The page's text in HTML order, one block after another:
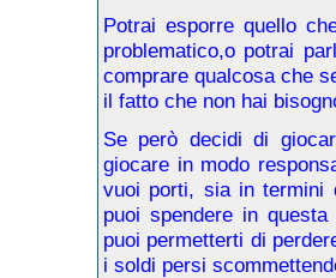
Potrai esporre quello
problematico,o potrai
comprare qualcosa che
il fatto che non hai
Se però decidi di
giocare in modo
vuoi porti, sia in termini
puoi spendere in
puoi permetterti di
i soldi persi